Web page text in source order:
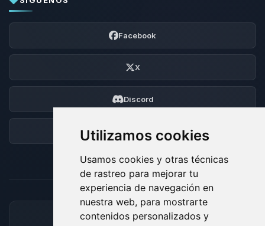
Utilizamos cookies
Usamos cookies y otras técnicas
de rastreo para mejorar tu
experiencia de navegación en
nuestra web, para mostrarte
contenidos personalizados y
Facebook
X
Discord
Foro
MÉTODOS DE PAGO ACEPTADOS